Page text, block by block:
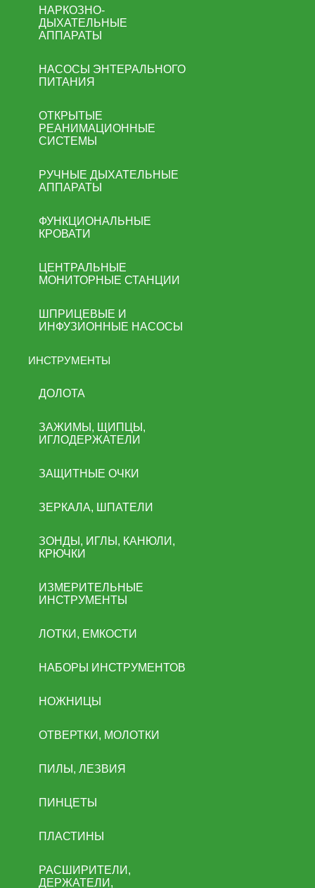
НАРКОЗНО-
ДЫХАТЕЛЬНЫЕ
АППАРАТЫ
НАСОСЫ ЭНТЕРАЛЬНОГО
ПИТАНИЯ
ОТКРЫТЫЕ
РЕАНИМАЦИОННЫЕ
СИСТЕМЫ
РУЧНЫЕ ДЫХАТЕЛЬНЫЕ
АППАРАТЫ
ФУНКЦИОНАЛЬНЫЕ
КРОВАТИ
ЦЕНТРАЛЬНЫЕ
МОНИТОРНЫЕ СТАНЦИИ
ШПРИЦЕВЫЕ И
ИНФУЗИОННЫЕ НАСОСЫ
ИНСТРУМЕНТЫ
ДОЛОТА
ЗАЖИМЫ, ЩИПЦЫ,
ИГЛОДЕРЖАТЕЛИ
ЗАЩИТНЫЕ ОЧКИ
ЗЕРКАЛА, ШПАТЕЛИ
ЗОНДЫ, ИГЛЫ, КАНЮЛИ,
КРЮЧКИ
ИЗМЕРИТЕЛЬНЫЕ
ИНСТРУМЕНТЫ
ЛОТКИ, ЕМКОСТИ
НАБОРЫ ИНСТРУМЕНТОВ
НОЖНИЦЫ
ОТВЕРТКИ, МОЛОТКИ
ПИЛЫ, ЛЕЗВИЯ
ПИНЦЕТЫ
ПЛАСТИНЫ
РАСШИРИТЕЛИ,
ДЕРЖАТЕЛИ,